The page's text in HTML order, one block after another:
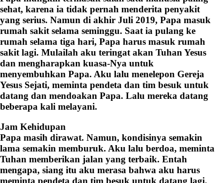
sehat, karena ia tidak pernah menderita penyakit
yang serius. Namun di akhir Juli 2019, Papa masuk
rumah sakit selama seminggu. Saat ia pulang ke
rumah selama tiga hari, Papa harus masuk rumah
sakit lagi. Mulailah aku teringat akan Tuhan Yesus
dan mengharapkan kuasa-Nya untuk
menyembuhkan Papa. Aku lalu menelepon Gereja
Yesus Sejati, meminta pendeta dan tim besuk untuk
datang dan mendoakan Papa. Lalu mereka datang
beberapa kali melayani.
Jam Kehidupan
Papa masih dirawat. Namun, kondisinya semakin
lama semakin memburuk. Aku lalu berdoa, meminta
Tuhan memberikan jalan yang terbaik. Entah
mengapa, siang itu aku merasa bahwa aku harus
meminta pendeta dan tim besuk untuk datang lagi.